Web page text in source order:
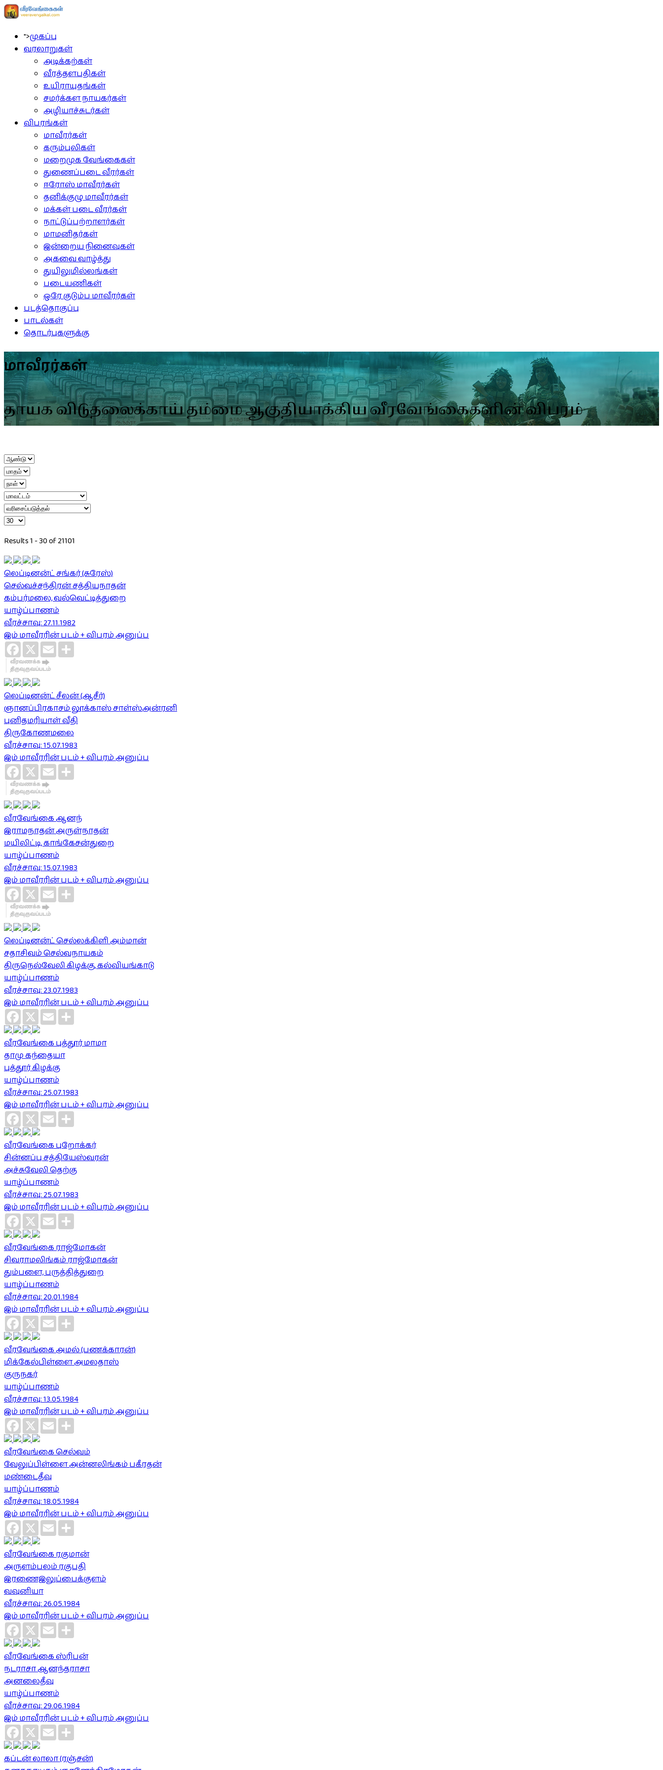
">முகப்பு
வரலாறுகள்
அடிக்கற்கள்
வீரத்தளபதிகள்
உயிராயுதங்கள்
சமர்க்கள நாயகர்கள்
அழியாச்சுடர்கள்
விபரங்கள்
மாவீரர்கள்
கரும்புலிகள்
மறைமுக வேங்கைகள்
துணைப்படை வீரர்கள்
ஈரோஸ் மாவீரர்கள்
தனிக்குழு மாவீரர்கள்
மக்கள் படை வீரர்கள்
நாட்டுப்பற்றாளர்கள்
மாமனிதர்கள்
இன்றைய நினைவுகள்
அகவை வாழ்த்து
துயிலுமில்லங்கள்
படையணிகள்
ஒரே குடும்ப மாவீரர்கள்
படத்தொகுப்பு
பாடல்கள்
தொடர்புகளுக்கு
மாவீரர்கள்
தாயக விடுதலைக்காய் தம்மை ஆகுதியாக்கிய வீரவேங்கைகளின் விபரம்
Results 1 - 30 of 21101
லெப்டினன்ட் சங்கர் (சுரேஸ்)
செல்வச்சந்திரன் சத்தியநாதன்
கம்பர்மலை, வல்வெட்டித்துறை
யாழ்ப்பாணம்
வீரச்சாவு: 27.11.1982
இம் மாவீரரின் படம் + விபரம் அனுப்ப
Facebook
X Email
லெப்டினன்ட் சீலன் (ஆசீர்)
ஞானப்பிரகாசம் லூக்காஸ் சாள்ஸ்அன்ரனி
புனிதமரியாள் வீதி
திருகோணமலை
வீரச்சாவு: 15.07.1983
இம் மாவீரரின் படம் + விபரம் அனுப்ப
Facebook
X Email
வீரவேங்கை ஆனந்
இராமநாதன் அருள்நாதன்
மயிலிட்டி, காங்கேசன்துறை
யாழ்ப்பாணம்
வீரச்சாவு: 15.07.1983
இம் மாவீரரின் படம் + விபரம் அனுப்ப
Facebook
X Email
லெப்டினன்ட் செல்லக்கிளி அம்மான்
சதாசிவம் செல்வநாயகம்
திருநெல்வேலி கிழக்கு, கல்வியங்காடு
யாழ்ப்பாணம்
வீரச்சாவு: 23.07.1983
இம் மாவீரரின் படம் + விபரம் அனுப்ப
Facebook
X Email
வீரவேங்கை புத்தூர் மாமா
தாமு கந்தையா
புத்தூர் கிழக்கு
யாழ்ப்பாணம்
வீரச்சாவு: 25.07.1983
இம் மாவீரரின் படம் + விபரம் அனுப்ப
Facebook
X Email
வீரவேங்கை புறோக்கர்
சின்னப்பு சத்தியேஸ்வரன்
அச்சுவேலி தெற்கு
யாழ்ப்பாணம்
வீரச்சாவு: 25.07.1983
இம் மாவீரரின் படம் + விபரம் அனுப்ப
Facebook
X Email
வீரவேங்கை ராஜ்மோகன்
சிவராமலிங்கம் ராஜ்மோகன்
தும்பளை, பருத்தித்துறை
யாழ்ப்பாணம்
வீரச்சாவு: 20.01.1984
இம் மாவீரரின் படம் + விபரம் அனுப்ப
Facebook
X Email
வீரவேங்கை அமல் (பணக்காரன்)
மிக்கேல்பிள்ளை அமலதாஸ்
குருநகர்
யாழ்ப்பாணம்
வீரச்சாவு: 13.05.1984
இம் மாவீரரின் படம் + விபரம் அனுப்ப
Facebook
X Email
வீரவேங்கை செல்வம்
வேலுப்பிள்ளை அன்னலிங்கம் பகீரதன்
மண்டைதீவு
யாழ்ப்பாணம்
வீரச்சாவு: 18.05.1984
இம் மாவீரரின் படம் + விபரம் அனுப்ப
Facebook
X Email
வீரவேங்கை ரகுமான்
அருளம்பலம் ரகுபதி
இரணைஇலுப்பைக்குளம்
வவுனியா
வீரச்சாவு: 26.05.1984
இம் மாவீரரின் படம் + விபரம் அனுப்ப
Facebook
X Email
வீரவேங்கை ஸ்ரிபன்
நடராசா ஆனந்தராசா
அனலைதீவு
யாழ்ப்பாணம்
வீரச்சாவு: 29.06.1984
இம் மாவீரரின் படம் + விபரம் அனுப்ப
Facebook
X Email
கப்டன் லாலா (ரஞ்சன்)